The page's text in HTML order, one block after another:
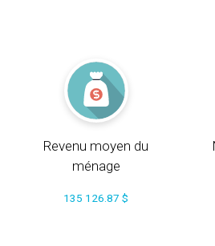
Revenu moyen du
ménage
135 126.87 $